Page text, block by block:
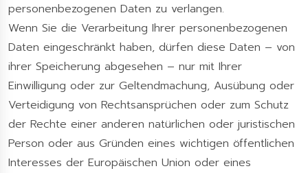
personenbezogenen Daten zu verlangen.
Wenn Sie die Verarbeitung Ihrer personenbezogenen
Daten eingeschränkt haben, dürfen diese Daten – von
ihrer Speicherung abgesehen – nur mit Ihrer
Einwilligung oder zur Geltendmachung, Ausübung oder
Verteidigung von Rechtsansprüchen oder zum Schutz
der Rechte einer anderen natürlichen oder juristischen
Person oder aus Gründen eines wichtigen öffentlichen
Interesses der Europäischen Union oder eines